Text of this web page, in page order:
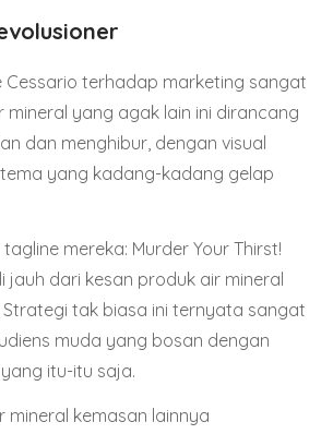
Cessario terhadap marketing sangat
mineral yang agak lain ini dirancang
dan menghibur, dengan visual
yang kadang-kadang gelap
mereka: Murder Your Thirst!
jauh dari kesan produk air mineral
Strategi tak biasa ini ternyata sangat
muda yang bosan dengan
itu-itu saja.
mineral kemasan lainnya